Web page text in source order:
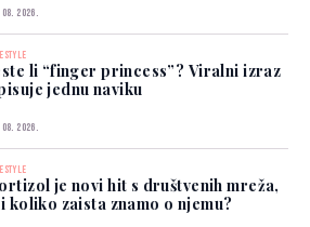
08. 2026.
li “finger princess”? Viralni izraz
jednu naviku
08. 2026.
je novi hit s društvenih mreža,
koliko zaista znamo o njemu?